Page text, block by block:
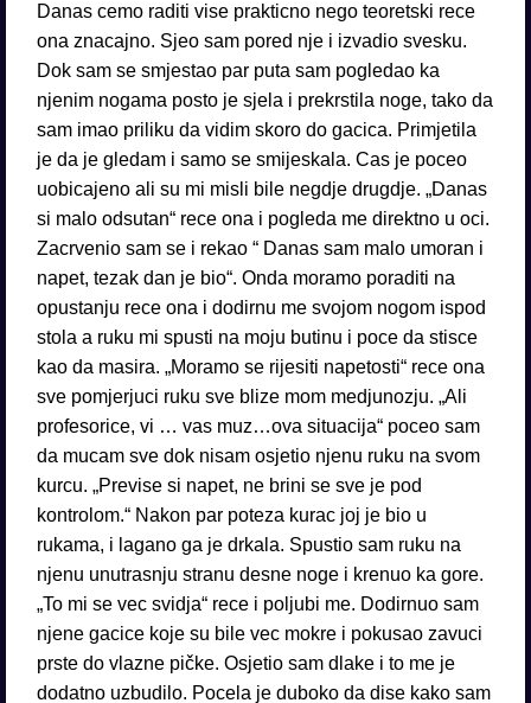
Danas cemo raditi vise prakticno nego teoretski rece
ona znacajno. Sjeo sam pored nje i izvadio svesku.
Dok sam se smjestao par puta sam pogledao ka
njenim nogama posto je sjela i prekrstila noge, tako da
sam imao priliku da vidim skoro do gacica. Primjetila
je da je gledam i samo se smijeskala. Cas je poceo
uobicajeno ali su mi misli bile negdje drugdje. „Danas
si malo odsutan“ rece ona i pogleda me direktno u oci.
Zacrvenio sam se i rekao “ Danas sam malo umoran i
napet, tezak dan je bio“. Onda moramo poraditi na
opustanju rece ona i dodirnu me svojom nogom ispod
stola a ruku mi spusti na moju butinu i poce da stisce
kao da masira. „Moramo se rijesiti napetosti“ rece ona
sve pomjerjuci ruku sve blize mom medjunozju. „Ali
profesorice, vi … vas muz…ova situacija“ poceo sam
da mucam sve dok nisam osjetio njenu ruku na svom
kurcu. „Previse si napet, ne brini se sve je pod
kontrolom.“ Nakon par poteza kurac joj je bio u
rukama, i lagano ga je drkala. Spustio sam ruku na
njenu unutrasnju stranu desne noge i krenuo ka gore.
„To mi se vec svidja“ rece i poljubi me. Dodirnuo sam
njene gacice koje su bile vec mokre i pokusao zavuci
prste do vlazne pičke. Osjetio sam dlake i to me je
dodatno uzbudilo. Pocela je duboko da dise kako sam